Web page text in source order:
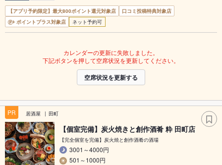
【アプリ予約限定】最大800ポイント還元対象店
口コミ投稿特典対象店
ポイントプラス対象店
ネット予約可
カレンダーの更新に失敗しました。
下記ボタンを押して空席状況を更新してください。
空席状況を更新する
PR 居酒屋 田町
【個室完備】炭火焼きと創作酒肴 粋 田町店
【完全個室を完備】炭火焼と創作酒肴の酒場
3001～4000円
501～1000円